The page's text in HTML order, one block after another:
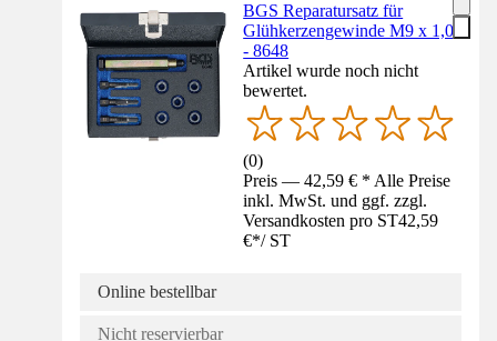
BGS Reparatursatz für
Glühkerzengewinde M9 x 1,0
- 8648
Artikel wurde noch nicht
bewertet.
(0)
Preis — 42,59 € * Alle Preise
inkl. MwSt. und ggf. zzgl.
Versandkosten pro ST42,59
€*/ ST
Online bestellbar
Nicht reservierbar